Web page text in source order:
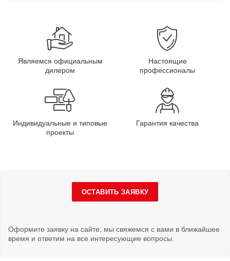
Являемся официальным
дилером
Настоящие
профессионалы
Индивидуальные и типовые
проекты
Гарантия качества
ОСТАВИТЬ ЗАЯВКУ
Оформите заявку на сайте, мы свяжемся с вами в ближайшее
время и ответим на все интересующие вопросы.